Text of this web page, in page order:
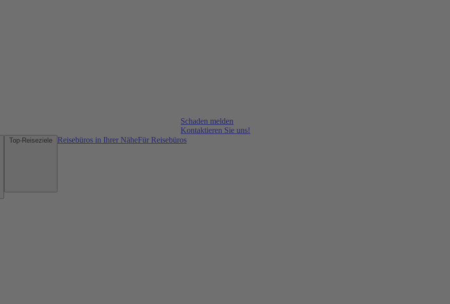
Schaden melden
Kontaktieren Sie uns!
Reisebüros in Ihrer NäheFür Reisebüros